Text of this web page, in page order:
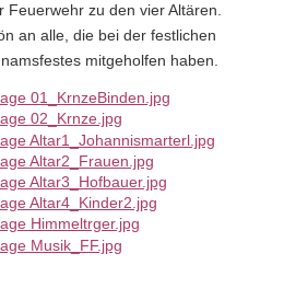
Feuerwehr zu den vier Altären.
an alle, die bei der festlichen
mitgeholfen haben.